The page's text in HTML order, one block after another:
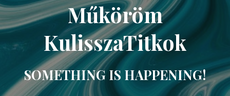
Műköröm
KulisszaTitkok
SOMETHING IS HAPPENING!